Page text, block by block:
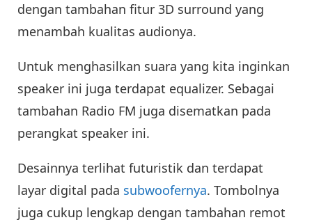
dengan tambahan fitur 3D surround yang
menambah kualitas audionya.
Untuk menghasilkan suara yang kita inginkan
speaker ini juga terdapat equalizer. Sebagai
tambahan Radio FM juga disematkan pada
perangkat speaker ini.
Desainnya terlihat futuristik dan terdapat
layar digital pada subwoofernya. Tombolnya
juga cukup lengkap dengan tambahan remot